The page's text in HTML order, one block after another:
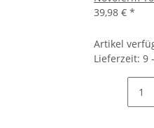
39,98 € *
Artikel
Lieferzeit: 9